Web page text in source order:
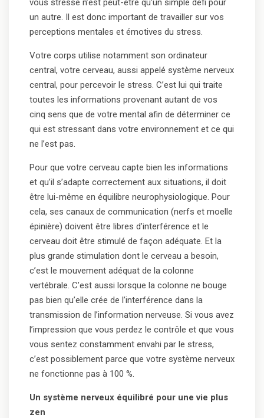
vous stresse n’est peut-être qu’un simple défi pour
un autre. Il est donc important de travailler sur vos
perceptions mentales et émotives du stress.
Votre corps utilise notamment son ordinateur
central, votre cerveau, aussi appelé système nerveux
central, pour percevoir le stress. C’est lui qui traite
toutes les informations provenant autant de vos
cinq sens que de votre mental afin de déterminer ce
qui est stressant dans votre environnement et ce qui
ne l’est pas.
Pour que votre cerveau capte bien les informations
et qu’il s’adapte correctement aux situations, il doit
être lui-même en équilibre neurophysiologique. Pour
cela, ses canaux de communication (nerfs et moelle
épinière) doivent être libres d’interférence et le
cerveau doit être stimulé de façon adéquate. Et la
plus grande stimulation dont le cerveau a besoin,
c’est le mouvement adéquat de la colonne
vertébrale. C’est aussi lorsque la colonne ne bouge
pas bien qu’elle crée de l’interférence dans la
transmission de l’information nerveuse. Si vous avez
l’impression que vous perdez le contrôle et que vous
vous sentez constamment envahi par le stress,
c’est possiblement parce que votre système nerveux
ne fonctionne pas à 100 %.
Un système nerveux équilibré pour une vie plus
zen